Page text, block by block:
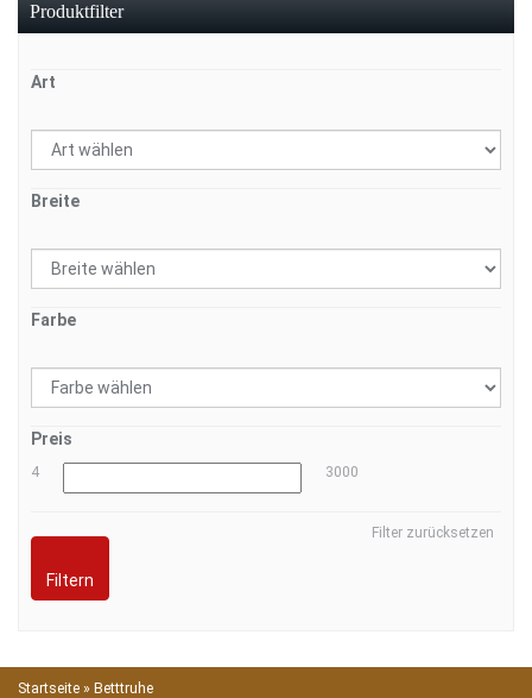
Produktfilter
Art
Breite
Farbe
Preis
4 3000
Filter zurücksetzen
Filtern
Startseite » Betttruhe